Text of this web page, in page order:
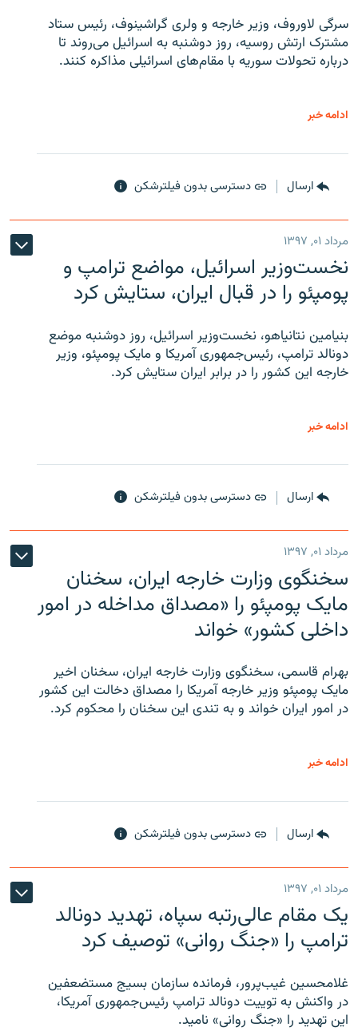
سرگی لاوروف، وزیر خارجه و ولری گراشینوف، رئیس ستاد
مشترک ارتش روسیه، روز دوشنبه به اسرائیل می‌روند تا
درباره تحولات سوریه با مقام‌های اسرائیلی مذاکره کنند.
ادامه خبر
ارسال دسترسی بدون فیلترشکن
مرداد ۰۱, ۱۳۹۷
نخست‌وزیر اسرائیل، مواضع ترامپ و
پومپئو را در قبال ایران، ستایش کرد
بنیامین نتانیاهو، نخست‌وزیر اسرائیل، روز دوشنبه موضع
دونالد ترامپ، رئیس‌جمهوری آمریکا و مایک پومپئو، وزیر
خارجه این کشور را در برابر ایران ستایش کرد.
ادامه خبر
ارسال دسترسی بدون فیلترشکن
مرداد ۰۱, ۱۳۹۷
سخنگوی وزارت خارجه ایران، سخنان
مایک پومپئو را «مصداق مداخله در امور
داخلی کشور» خواند
بهرام قاسمی، سخنگوی وزارت خارجه ایران، سخنان اخیر
مایک پومپئو وزیر خارجه آمریکا را مصداق دخالت این کشور
در امور ایران خواند و به تندی این سخنان را محکوم کرد.
ادامه خبر
ارسال دسترسی بدون فیلترشکن
مرداد ۰۱, ۱۳۹۷
یک مقام عالی‌رتبه سپاه، تهدید دونالد
ترامپ را «جنگ روانی» توصیف کرد
غلامحسین غیب‌پرور، فرمانده سازمان بسیج مستضعفین
در واکنش به توییت دونالد ترامپ رئیس‌جمهوری آمریکا،
این تهدید را «جنگ روانی» نامید.